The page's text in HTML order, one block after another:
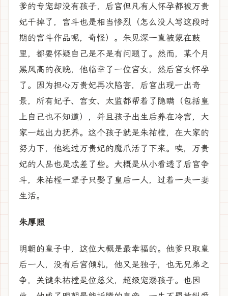
爹的专宠却没有孩子，后宫但凡有人怀孕都被万贵
妃干掉了，宫斗也是相当惨烈（怎么没人写这段时
期的宫斗作品呢，奇怪）。朱见深一直被蒙在鼓
里，都要怀疑自己是不是有问题了。然而，某个月
黑风高的夜晚，他临幸了一位宫女，然后宫女怀孕
了。因为担心万贵妃再次陷害，后宫出现一出奇
景，所有妃子、宫女、太监都帮着了隐瞒（包括皇
上自己也不知道），并且孩子出生后养在冷宫，大
家一起出力抚养。这个孩子就是朱祐樘，在大家的
努力下，他逃过万贵妃的魔爪活了下来。唉，万贵
妃的人品也是忒差了些。大概是从小看透了后宫争
斗，朱祐樘一辈子只娶了皇后一人，过着一夫一妻
生活。
朱厚照
明朝的皇子中，这位大概是最幸福的。他爹只取皇
后一人，没有后宫倾轧，他又是独子，也无兄弟之
争，关键朱祐樘是位慈父，超级宠溺孩子。也因